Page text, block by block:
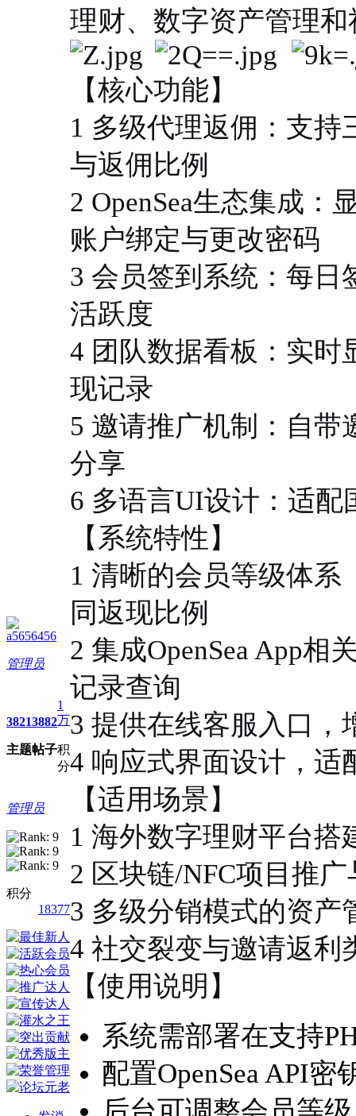
a5656456
管理员
3821
主题
3882
帖子
1
万
积
分
管理员
积分
18377
理财、数字资产管理
【核心功能】
1 多级代理返佣：支
与返佣比例
2 OpenSea生态集成：
账户绑定与更改密码
3 会员签到系统：每日
活跃度
4 团队数据看板：实时
现记录
5 邀请推广机制：自带
分享
6 多语言UI设计：适
【系统特性】
1 清晰的会员等级体系
同返现比例
2 集成OpenSea App相
记录查询
3 提供在线客服入口，
4 响应式界面设计，适
【适用场景】
1 海外数字理财平台搭
2 区块链/NFC项目推
3 多级分销模式的资产
4 社交裂变与邀请返利
【使用说明】
系统需部署在支持
配置OpenSea API